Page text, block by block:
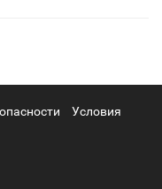
Условия